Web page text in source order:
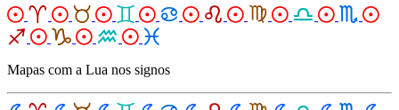
Mapas com a Lua nos signos